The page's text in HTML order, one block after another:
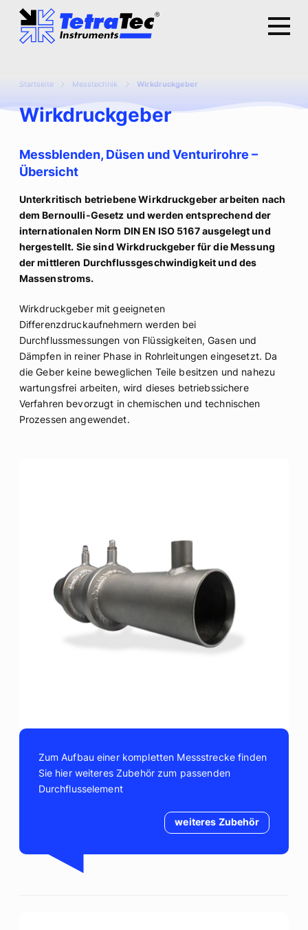
Startseite Messtechnik Wirkdruckgeber
Wirkdruckgeber
Messblenden, Düsen und Venturirohre –
Übersicht
Unterkritisch betriebene Wirkdruckgeber arbeiten nach
dem Bernoulli-Gesetz und werden entsprechend der
internationalen Norm DIN EN ISO 5167 ausgelegt und
hergestellt. Sie sind Wirkdruckgeber für die Messung
der mittleren Durchflussgeschwindigkeit und des
Massenstroms.
Wirkdruckgeber mit geeigneten
Differenzdruckaufnehmern werden bei
Durchflussmessungen von Flüssigkeiten, Gasen und
Dämpfen in reiner Phase in Rohrleitungen eingesetzt. Da
die Geber keine beweglichen Teile besitzen und nahezu
wartungsfrei arbeiten, wird dieses betriebssichere
Verfahren bevorzugt in chemischen und technischen
Prozessen angewendet.
Zum Aufbau einer kompletten Messstrecke finden
Sie hier weiteres Zubehör zum passenden
Durchflusselement
weiteres Zubehör